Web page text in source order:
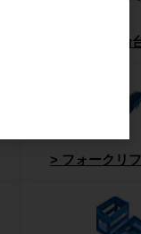
6輪
フォークリ